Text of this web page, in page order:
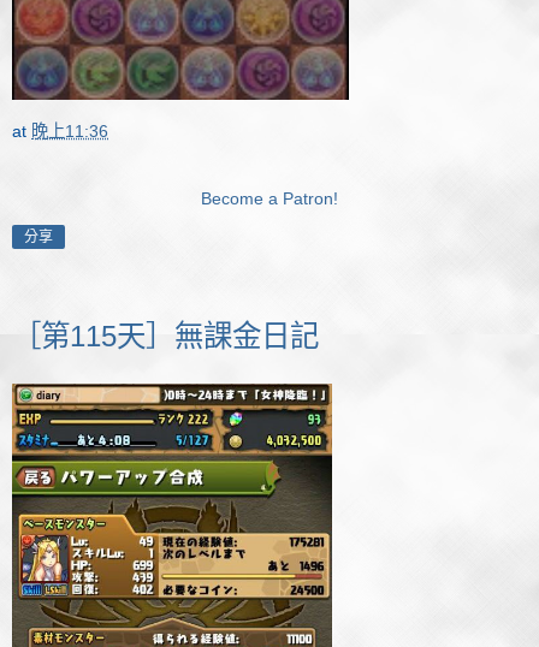
at 晚上11:36
Become a Patron!
分享
［第115天］無課金日記